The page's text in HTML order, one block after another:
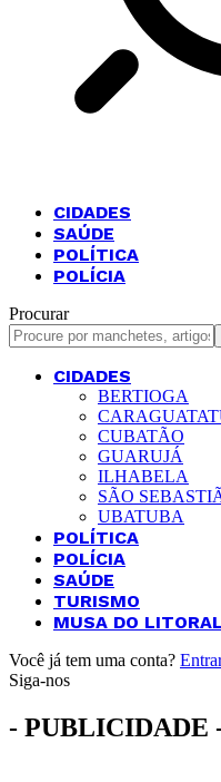
CIDADES
SAÚDE
POLÍTICA
POLÍCIA
Procurar
CIDADES
BERTIOGA
CUBATÃO
GUARUJÁ
ILHABELA
SÃO
UBATUBA
POLÍTICA
POLÍCIA
SAÚDE
TURISMO
MUSA DO LITORAL
Você já tem uma conta?
Siga-nos
- PUBLICIDADE